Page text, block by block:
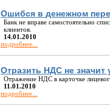
Ошибся в денежном
Банк не вправе самостоятельно
клиентов.
14.01.2010
подробнее...
Отразить НДС не значит
Отражение НДС в карточке
11.01.2010
подробнее...